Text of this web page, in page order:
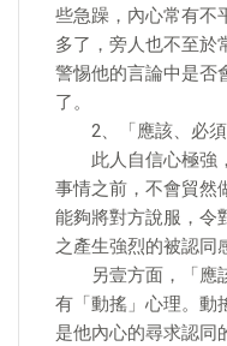
些急躁，內心常有不
多了，旁人也不至於
警惕他的言論中是否
了。
2、「應該、必須
此人自信心極強，
事情之前，不會貿然
能夠將對方說服，令
之產生強烈的被認同
另壹方面，「應該
有「動搖」心理。動
是他內心的尋求認同